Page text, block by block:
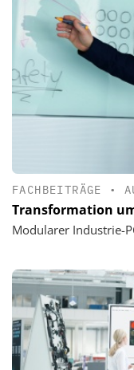
FACHBEITRÄGE •
Transformation
Modularer Industrie-